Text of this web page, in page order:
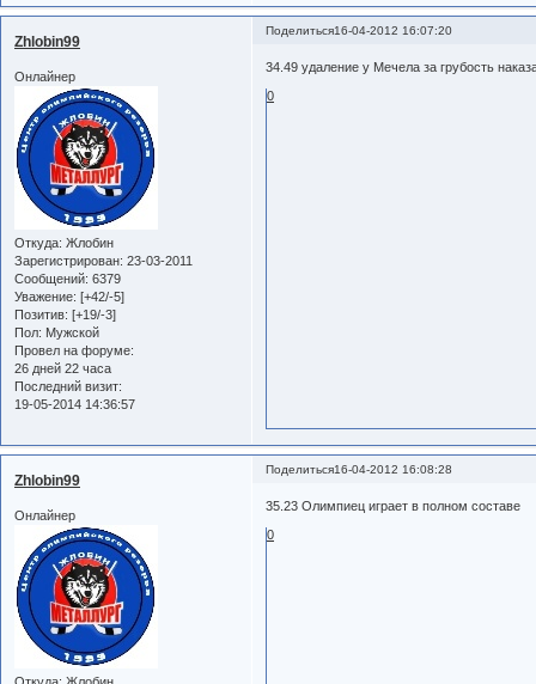
Поделиться16-04-2012 16:07:20
Zhlobin99
Онлайнер
Откуда: Жлобин
Зарегистрирован: 23-03-2011
Сообщений: 6379
Уважение: [+42/-5]
Позитив: [+19/-3]
Пол: Мужской
Провел на форуме:
26 дней 22 часа
Последний визит:
19-05-2014 14:36:57
34.49 удаление у Мечела за грубость
0
Поделиться16-04-2012 16:08:28
Zhlobin99
Онлайнер
35.23 Олимпиец играет в полном составе
0